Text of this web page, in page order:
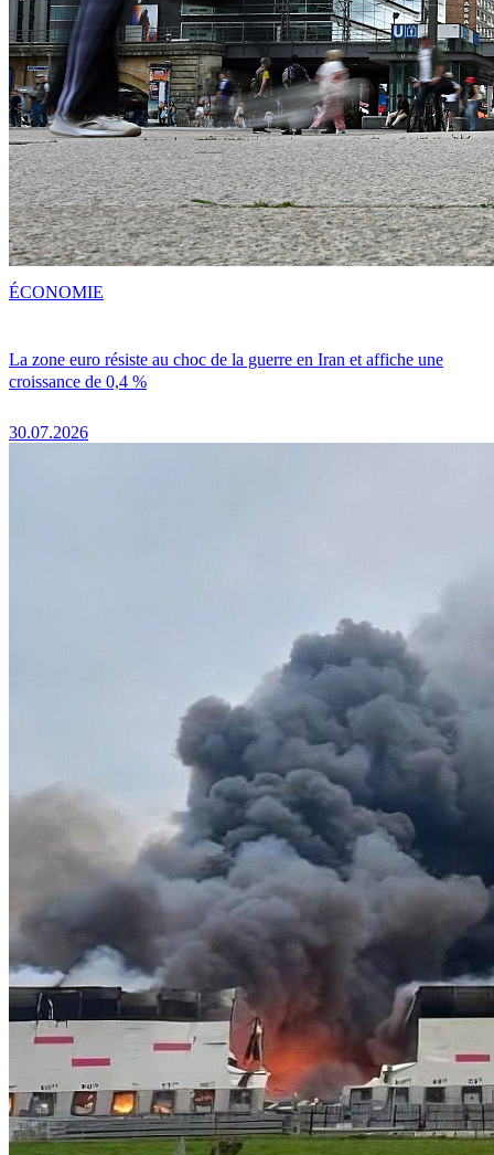
La zone euro résiste au choc de la guerre en Iran et affiche une
croissance de 0,4 %
30.07.2026
ÉCONOMIE